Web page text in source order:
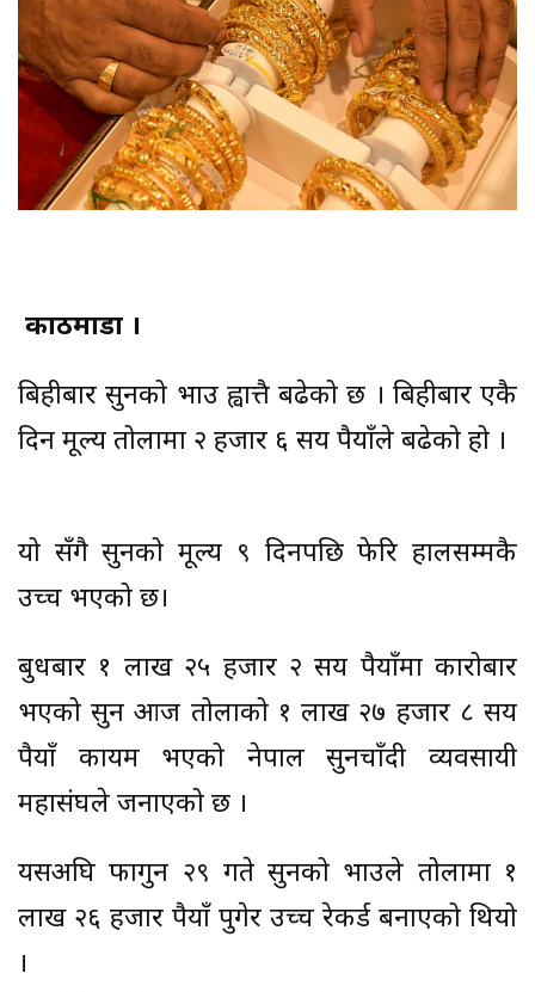
काठमाडौं ।
बिहीबार सुनको भाउ ह्वात्तै बढेको छ । बिहीबार एकै
दिन मूल्य तोलामा २ हजार ६ सय रुपैयाँले बढेको हो ।
यो सँगै सुनको मूल्य ९ दिनपछि फेरि हालसम्मकै
उच्च भएको छ।
बुधबार १ लाख २५ हजार २ सय रुपैयाँमा कारोबार
भएको सुन आज तोलाको १ लाख २७ हजार ८ सय
रुपैयाँ कायम भएको नेपाल सुनचाँदी व्यवसायी
महासंघले जनाएको छ ।
यसअघि फागुन २९ गते सुनको भाउले तोलामा १
लाख २६ हजार रुपैयाँ पुगेर उच्च रेकर्ड बनाएको थियो
।